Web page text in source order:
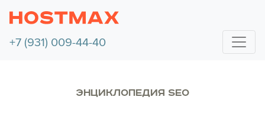
+7 (931) 009-44-40
ЭНЦИКЛОПЕДИЯ SEO